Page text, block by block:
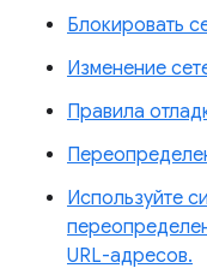
Блокировать
Изменение
Правила
Используйте
URL-адресов.